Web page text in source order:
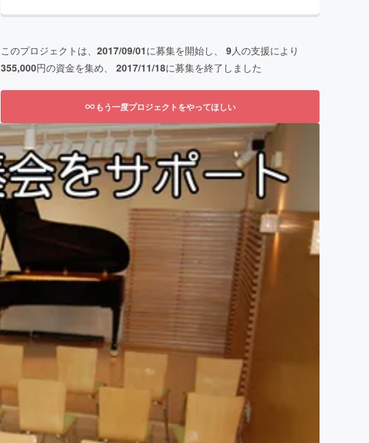
このプロジェクトは、 2017/09/01に募集を開始し、 9人の支援により
355,000円の資金を集め、 2017/11/18に募集を終了しました
もう一度プロジェクトをやってほしい